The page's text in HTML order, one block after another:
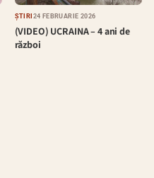
ȘTIRI 24 FEBRUARIE 2026
(VIDEO) UCRAINA – 4 ani de
război